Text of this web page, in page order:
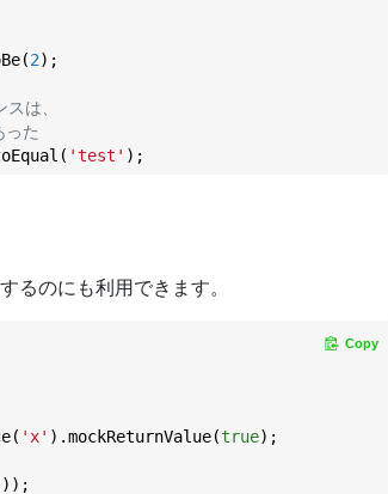
2);
は、
た
'test'
るのにも利用できます。
'x' ).mockReturnValue(true);
Copy